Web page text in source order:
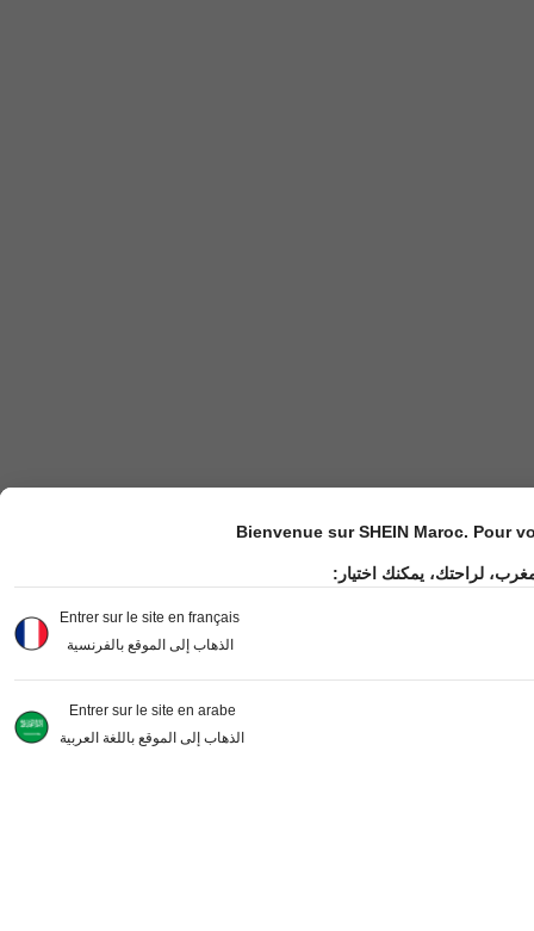
Bienvenue sur SHEIN Maroc. Pour
لراحتك، يمكنك اختيار:
Entrer sur le site en français
الذهاب إلى الموقع بالفرنسية
Entrer sur le site en arabe
الذهاب إلى الموقع باللغة العربية